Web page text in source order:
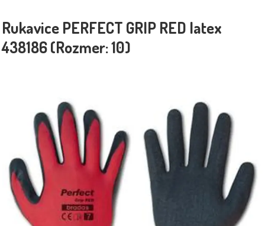
Rukavice PERFECT GRIP RED latex
438186 (Rozmer: 10)